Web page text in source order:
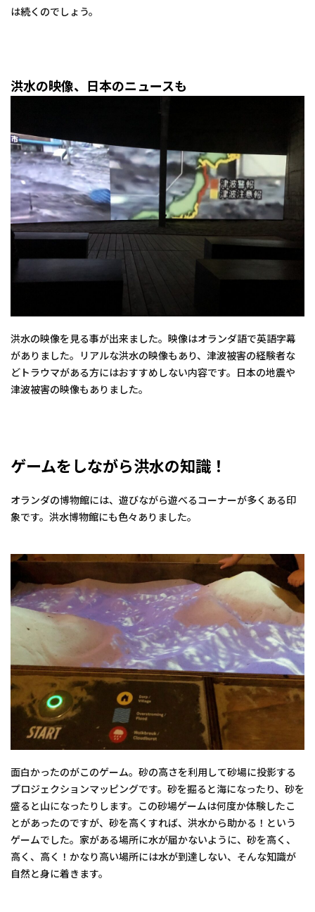
は続くのでしょう。
洪水の映像、日本のニュースも
洪水の映像を見る事が出来ました。映像はオランダ語で英語字幕
がありました。リアルな洪水の映像もあり、津波被害の経験者な
どトラウマがある方にはおすすめしない内容です。日本の地震や
津波被害の映像もありました。
ゲームをしながら洪水の知識！
オランダの博物館には、遊びながら遊べるコーナーが多くある印
象です。洪水博物館にも色々ありました。
面白かったのがこのゲーム。砂の高さを利用して砂場に投影する
プロジェクションマッピングです。砂を掘ると海になったり、砂を
盛ると山になったりします。この砂場ゲームは何度か体験したこ
とがあったのですが、砂を高くすれば、洪水から助かる！という
ゲームでした。家がある場所に水が届かないように、砂を高く、
高く、高く！かなり高い場所には水が到達しない、そんな知識が
自然と身に着きます。